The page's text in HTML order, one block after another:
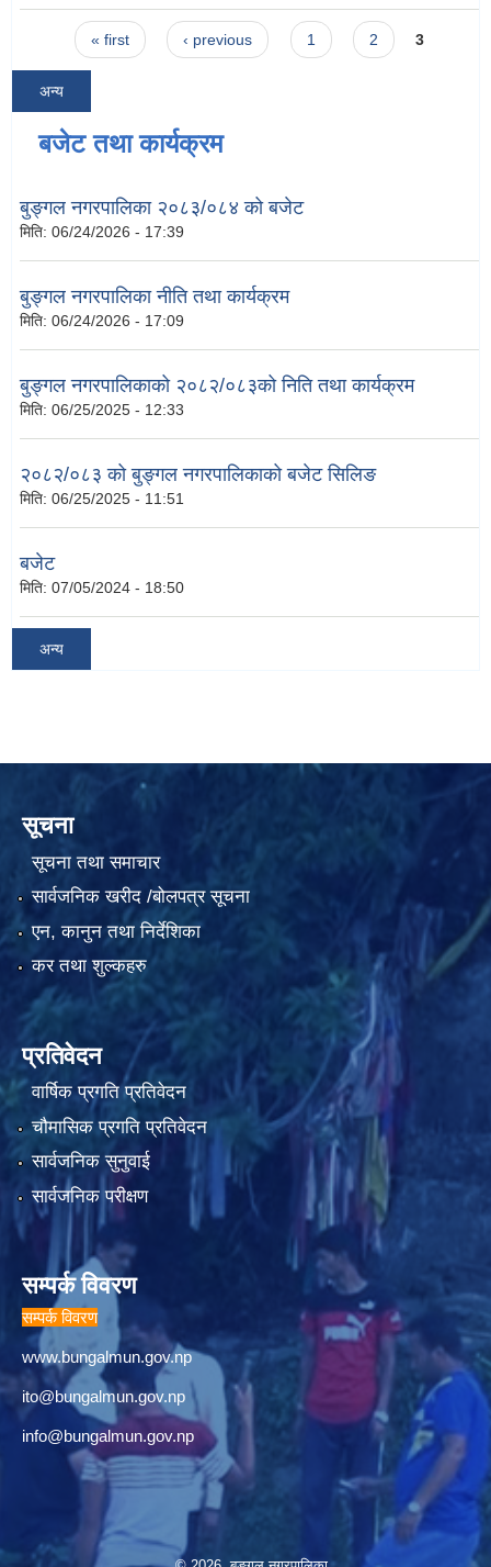
Pages« first ‹ previous 1 2 3
अन्य
बजेट तथा कार्यक्रम
बुङ्गल नगरपालिका २०८३/०८४ को बजेट
मिति: 06/24/2026 - 17:39
बुङ्गल नगरपालिका नीति तथा कार्यक्रम
मिति: 06/24/2026 - 17:09
बुङ्गल नगरपालिकाको २०८२/०८३को निति तथा कार्यक्रम
मिति: 06/25/2025 - 12:33
२०८२/०८३ को बुङ्गल नगरपालिकाको बजेट सिलिङ
मिति: 06/25/2025 - 11:51
बजेट
मिति: 07/05/2024 - 18:50
अन्य
सूचना
सूचना तथा समाचार
सार्वजनिक खरीद /बोलपत्र सूचना
एन, कानुन तथा निर्देशिका
कर तथा शुल्कहरु
प्रतिवेदन
वार्षिक प्रगति प्रतिवेदन
चौमासिक प्रगति प्रतिवेदन
सार्वजनिक सुनुवाई
सार्वजनिक परीक्षण
सम्पर्क विवरण
सम्पर्क विवरण
www.bungalmun.gov.np
ito@bungalmun.gov.np
info@bungalmun.gov.np